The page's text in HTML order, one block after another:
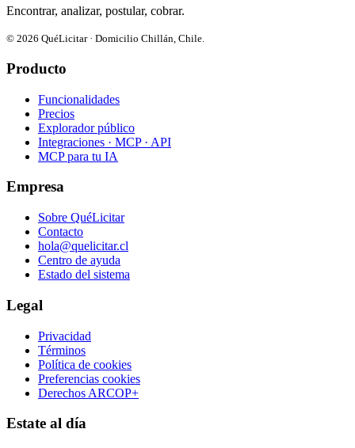
Encontrar, analizar, postular, cobrar.
© 2026 QuéLicitar · Domicilio Chillán, Chile.
Producto
Funcionalidades
Precios
Explorador público
Integraciones · MCP · API
MCP para tu IA
Empresa
Sobre QuéLicitar
Contacto
hola@quelicitar.cl
Centro de ayuda
Estado del sistema
Legal
Privacidad
Términos
Política de cookies
Preferencias cookies
Derechos ARCOP+
Estate al día